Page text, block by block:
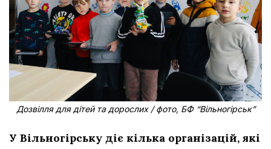
Дозвілля для дітей та дорослих / фото, БФ “Вільногірськ”
У Вільногірську діє кілька організацій, які